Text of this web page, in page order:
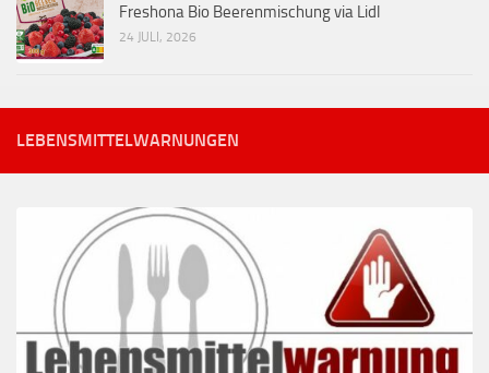
Freshona Bio Beerenmischung via Lidl
24 JULI, 2026
LEBENSMITTELWARNUNGEN